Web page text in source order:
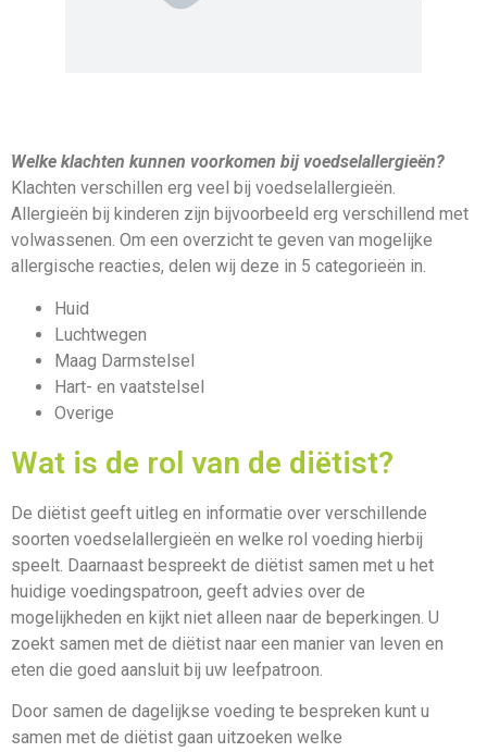
Welke klachten kunnen voorkomen bij voedselallergieën?
Klachten verschillen erg veel bij voedselallergieën.
Allergieën bij kinderen zijn bijvoorbeeld erg verschillend met
volwassenen. Om een overzicht te geven van mogelijke
allergische reacties, delen wij deze in 5 categorieën in.
Huid
Luchtwegen
Maag Darmstelsel
Hart- en vaatstelsel
Overige
Wat is de rol van de diëtist?
De diëtist geeft uitleg en informatie over verschillende
soorten voedselallergieën en welke rol voeding hierbij
speelt. Daarnaast bespreekt de diëtist samen met u het
huidige voedingspatroon, geeft advies over de
mogelijkheden en kijkt niet alleen naar de beperkingen. U
zoekt samen met de diëtist naar een manier van leven en
eten die goed aansluit bij uw leefpatroon.
Door samen de dagelijkse voeding te bespreken kunt u
samen met de diëtist gaan uitzoeken welke